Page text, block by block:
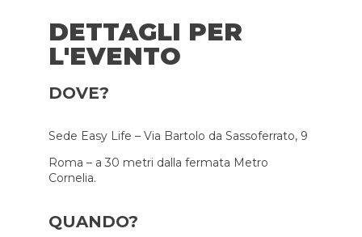
DETTAGLI PER
L'EVENTO
DOVE?
Sede Easy Life – Via Bartolo da Sassoferrato, 9
Roma – a 30 metri dalla fermata Metro
Cornelia.
QUANDO?